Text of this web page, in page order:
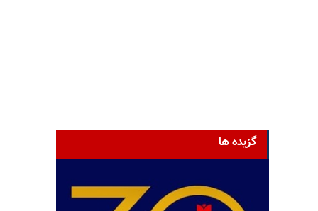
گزیده ها